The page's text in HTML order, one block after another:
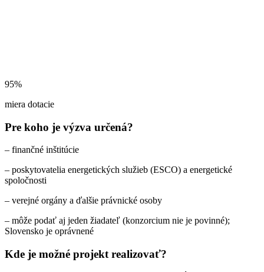
95%
miera dotacie
Pre koho je výzva určená?
– finančné inštitúcie
– poskytovatelia energetických služieb (ESCO) a energetické
spoločnosti
– verejné orgány a ďalšie právnické osoby
– môže podať aj jeden žiadateľ (konzorcium nie je povinné);
Slovensko je oprávnené
Kde je možné projekt realizovať?